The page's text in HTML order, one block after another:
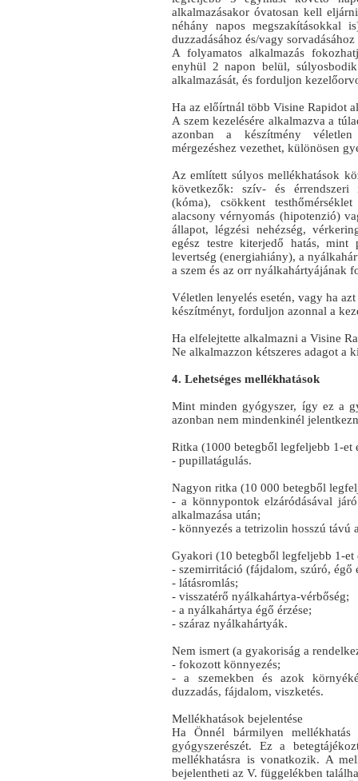
alkalmazásakor óvatosan kell
néhány napos megszakításokkal
duzzadásához és/vagy
A folyamatos alkalmazás
enyhül 2 napon belül,
alkalmazását, és forduljon
Ha az előírtnál több Visine Rapidot
A szem kezelésére alkalmazva a
azonban a készítmény
mérgezéshez vezethet, különösen
Az említett súlyos mellékhatások
következők: szív- és érrendszeri
(kóma), csökkent
alacsony vérnyomás (hipotenzió)
állapot, légzési nehézség,
egész testre kiterjedő hatás,
levertség (energiahiány), a
a szem és az orr nyálkahártyájának
Véletlen lenyelés esetén, vagy ha
készítményt, forduljon azonnal a
Ha elfelejtette alkalmazni a Visine
Ne alkalmazzon kétszeres adagot a
4. Lehetséges mellékhatások
Mint minden gyógyszer, így ez a
azonban nem mindenkinél
Ritka (1000 betegből legfeljebb 1-et
- pupillatágulás.
Nagyon ritka (10 000 betegből
- a könnypontok elzáródásával
alkalmazása után;
- könnyezés a tetrizolin hosszú távú
Gyakori (10 betegből legfeljebb 1-et
- szemirritáció (fájdalom, szúró, égő
- látásromlás;
- visszatérő nyálkahártya-vérbőség;
- a nyálkahártya égő érzése;
- száraz nyálkahártyák.
Nem ismert (a gyakoriság a
- fokozott könnyezés;
- a szemekben és azok
duzzadás, fájdalom, viszketés.
Mellékhatások bejelentése
Ha Önnél bármilyen mellékhatás
gyógyszerészét. Ez a
mellékhatásra is vonatkozik. A
bejelentheti az V. függelékben